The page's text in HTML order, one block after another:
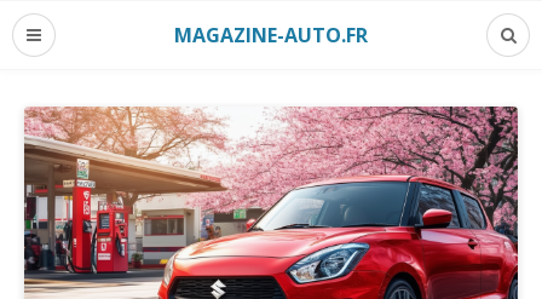
MAGAZINE-AUTO.FR